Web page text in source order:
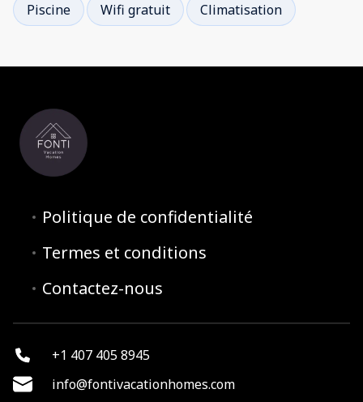
Piscine
Wifi gratuit Climatisation
Politique de confidentialité
Termes et conditions
Contactez-nous
+1 407 405 8945
info@fontivacationhomes.com